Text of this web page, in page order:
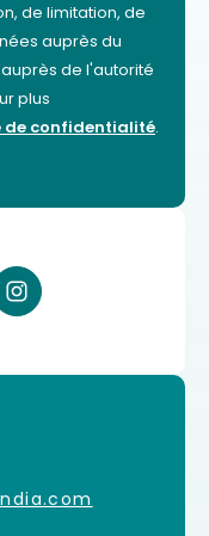
de limitation, de
auprès du
de l'autorité
plus
de confidentialité.